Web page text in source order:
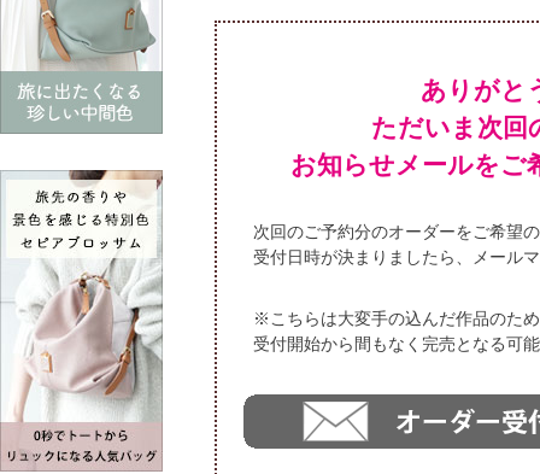
ありがと
ただいま次回
お知らせメールをご
次回のご予約分のオーダーをご希望
受付日時が決まりましたら、メール
※こちらは大変手の込んだ作品のた
受付開始から間もなく完売となる可